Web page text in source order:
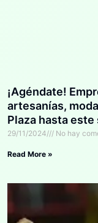
¡Agéndate!
artesanías,
Plaza hasta este
29/11/2024 No hay
Read More »